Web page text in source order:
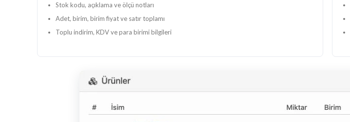
Stok kodu, açıklama ve ölçü notları
Adet, birim, birim fiyat ve satır toplamı
Toplu indirim, KDV ve para birimi bilgileri